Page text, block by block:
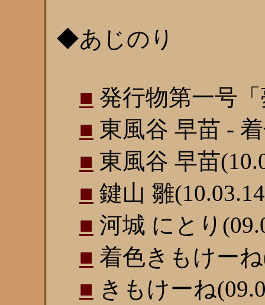
◆あじのり
■ 発行物第一号
■ 東風谷 早苗 -
■ 東風谷 早苗
■ 鍵山 雛
■ 河城 にとり
■ 着色きもけー
■ きもけーね